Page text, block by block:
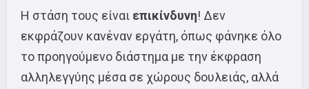
Η στάση τους είναι επικίνδυνη! Δεν
εκφράζουν κανέναν εργάτη, όπως φάνηκε όλο
το προηγούμενο διάστημα με την έκφραση
αλληλεγγύης μέσα σε χώρους δουλειάς, αλλά